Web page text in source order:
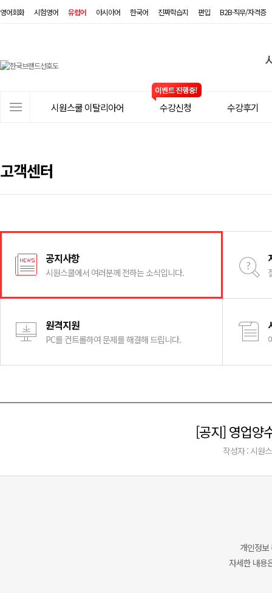
영어회화 시험영어 유럽어 아시아어 한국어 진짜학습지 편입 B2B·직무/자격증
원
쿨
뉴
시원스쿨 이탈리아어 수강신청 수강후기
고객센터
공지사항
시원스쿨에서 여러분께 전하는 소식입니다.
원격지원
PC를 컨트롤하여 문제를 해결해 드립니다.
[공지] 영업양
작성자 : 시원
개인정보
자세한 내용